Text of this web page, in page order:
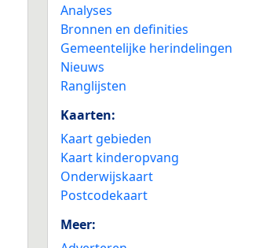
Analyses
Bronnen en definities
Gemeentelijke herindelingen
Nieuws
Ranglijsten
Kaarten:
Kaart gebieden
Kaart kinderopvang
Onderwijskaart
Postcodekaart
Meer: